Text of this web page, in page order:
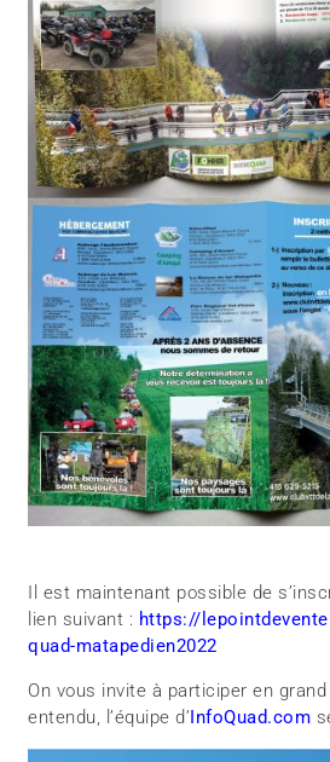
Il est maintenant possible de
lien suivant : https://
quad-matapedien2022
On vous invite à participer en
entendu, l’équipe d’ InfoQuad.com